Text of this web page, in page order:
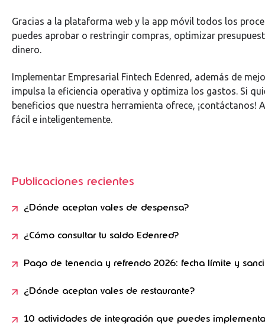
Gracias a la plataforma web y la app móvil todos los
puedes aprobar o restringir compras, optimizar
dinero.
Implementar Empresarial Fintech Edenred, además de
impulsa la eficiencia operativa y optimiza los gastos. Si
beneficios que nuestra herramienta ofrece, ¡contáctanos!
fácil e inteligentemente.
Publicaciones recientes
¿Dónde aceptan vales de despensa?
¿Cómo consultar tu saldo Edenred?
Pago de tenencia y refrendo 2026: fecha límite y
¿Dónde aceptan vales de restaurante?
10 actividades de integración que puedes